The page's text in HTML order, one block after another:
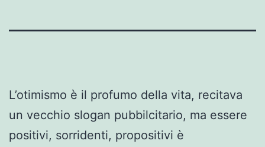
L’otimismo è il profumo della vita, recitava
un vecchio slogan pubbilcitario, ma essere
positivi, sorridenti, propositivi è